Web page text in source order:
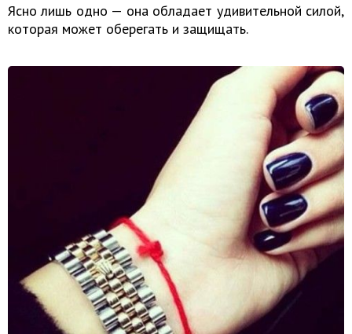
Ясно лишь одно — она обладает удивительной силой,
которая может оберегать и защищать.